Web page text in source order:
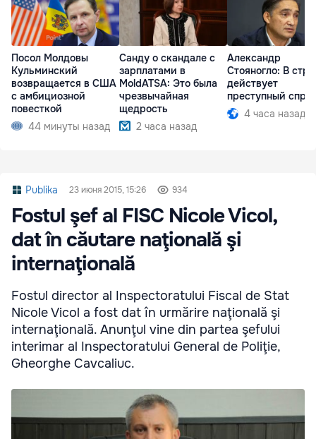
Посол Молдовы
Кульминский
возвращается в США
с амбициозной
повесткой
44 минуты назад
Санду о скандале с
зарплатами в
MoldATSA: Это была
чрезвычайная
щедрость
2 часа назад
Александр
Стояногло: В
действует
преступный спрут
4 часа назад
Publika 23 июня 2015, 15:26 934
Fostul şef al FISC Nicole Vicol,
dat în căutare naţională şi
internaţională
Fostul director al Inspectoratului Fiscal de Stat
Nicole Vicol a fost dat în urmărire naţională şi
internaţională. Anunţul vine din partea şefului
interimar al Inspectoratului General de Poliţie,
Gheorghe Cavcaliuc.